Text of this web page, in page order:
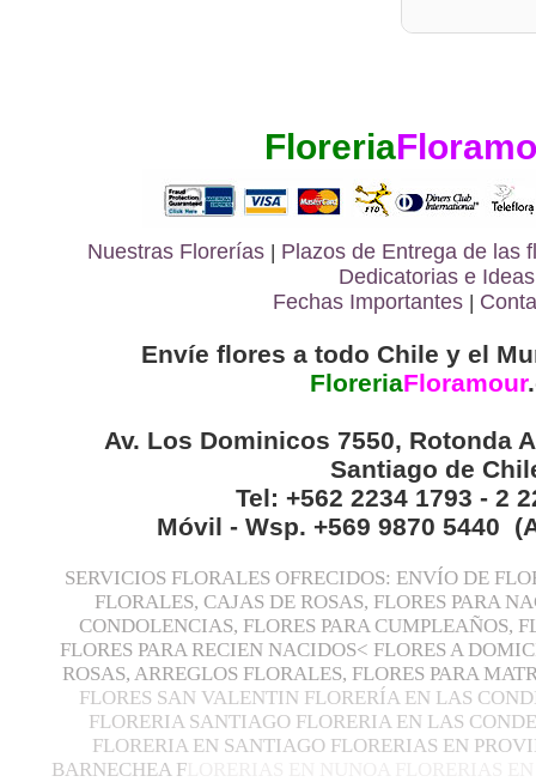
Floreria
Nuestras Florerías | Plazos de Entrega de las
Dedicatorias e Ideas
Fechas Importantes |
Envíe flores a todo Chile y el
FloreriaFloramour.
Av. Los Dominicos 7550, Rotonda
Santiago de
Tel: +562 2234 1793 - 2
Móvil - Wsp. +569 9870 5440
SERVICIOS FLORALES OFRECIDOS: ENVÍO DE
FLORALES, CAJAS DE ROSAS, FLORES PARA
CONDOLENCIAS, FLORES PARA CUMPLEAÑOS,
FLORES PARA RECIEN NACIDOS< FLORES A
ROSAS, ARREGLOS FLORALES, FLORES PARA
FLORES SAN VALENTIN FLORERÍA EN LAS
FLORERIA SANTIAGO FLORERIA EN LAS
FLORERIA EN SANTIAGO FLORERIAS EN
BARNECHEA F